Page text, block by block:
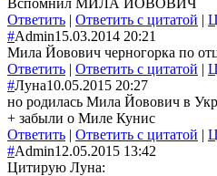
Ответить | Ответить с цитатой |
#Admin15.03.2014 20:21
Мила Йовович черногорка по
Ответить | Ответить с цитатой |
#Луна10.05.2015 20:27
но родилась Мила Йовович в
+ забыли о Миле Кунис
Ответить | Ответить с цитатой |
#Admin12.05.2015 13:42
Цитирую Луна: